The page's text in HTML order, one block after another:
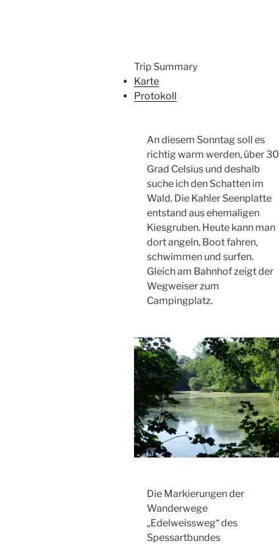
Trip Summary
Karte
Protokoll
An diesem Sonntag soll es
richtig warm werden, über 30
Grad Celsius und deshalb
suche ich den Schatten im
Wald. Die Kahler Seenplatte
entstand aus ehemaligen
Kiesgruben. Heute kann man
dort angeln, Boot fahren,
schwimmen und surfen.
Gleich am Bahnhof zeigt der
Wegweiser zum
Campingplatz.
Die Markierungen der
Wanderwege
„Edelweissweg“ des
Spessartbundes